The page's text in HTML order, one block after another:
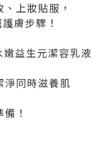
上妝貼服，
膚步驟！
益生元潔容乳液
淨同時滋養肌
！